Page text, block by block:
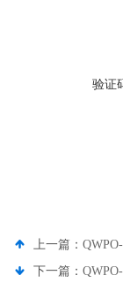
验证
上一篇：
下一篇：